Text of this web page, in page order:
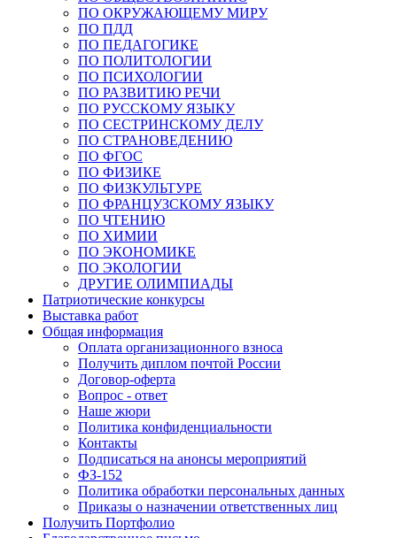
ПО ОКРУЖАЮЩЕМУ МИРУ
ПО ПДД
ПО ПЕДАГОГИКЕ
ПО ПОЛИТОЛОГИИ
ПО ПСИХОЛОГИИ
ПО РАЗВИТИЮ РЕЧИ
ПО РУССКОМУ ЯЗЫКУ
ПО СЕСТРИНСКОМУ ДЕЛУ
ПО СТРАНОВЕДЕНИЮ
ПО ФГОС
ПО ФИЗИКЕ
ПО ФИЗКУЛЬТУРЕ
ПО ФРАНЦУЗСКОМУ ЯЗЫКУ
ПО ЧТЕНИЮ
ПО ХИМИИ
ПО ЭКОНОМИКЕ
ПО ЭКОЛОГИИ
ДРУГИЕ ОЛИМПИАДЫ
Патриотические конкурсы
Выставка работ
Общая информация
Оплата организационного взноса
Получить диплом почтой России
Договор-оферта
Вопрос - ответ
Наше жюри
Политика конфиденциальности
Контакты
Подписаться на анонсы мероприятий
ФЗ-152
Политика обработки персональных данных
Приказы о назначении ответственных лиц
Получить Портфолио